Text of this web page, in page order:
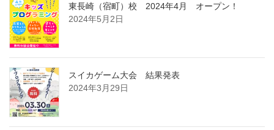
東長崎（宿町）校 2024年4月 オープン！
2024年5月2日
スイカゲーム大会 結果発表
2024年3月29日